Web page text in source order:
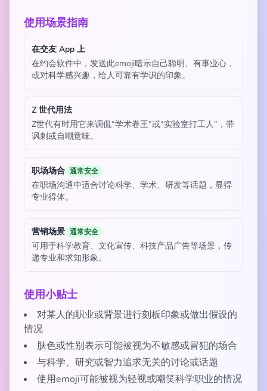
使用场景指南
在交友 App 上
在约会软件中，发送此emoji暗示自己聪明、有事业心，
或对科学感兴趣，给人可靠有学识的印象。
Z 世代用法
Z世代有时用它来调侃“学术卷王”或“实验室打工人”，带
讽刺或自嘲意味。
职场场合 通常安全
在职场沟通中适合讨论科学、学术、研发等话题，显得
专业得体。
营销场景 通常安全
可用于科学教育、文化宣传、科技产品广告等场景，传
递专业和求知形象。
使用小贴士
对某人的职业或背景进行刻板印象或做出假设的
情况
肤色或性别表示可能被视为不敏感或冒犯的场合
与科学、研究或智力追求无关的讨论或话题
使用emoji可能被视为轻视或嘲笑科学职业的情况